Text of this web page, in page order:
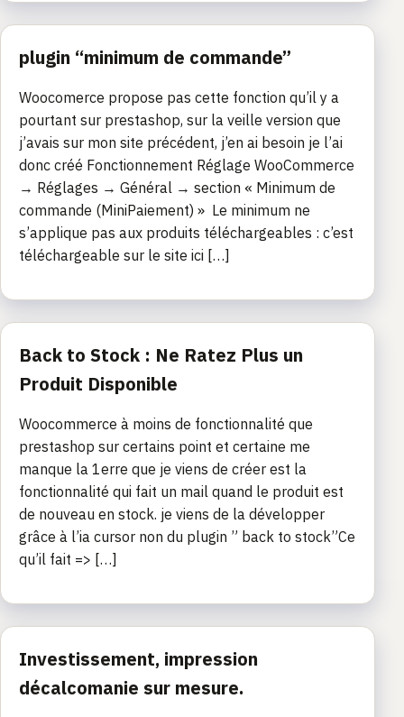
plugin “minimum de commande”
Woocomerce propose pas cette fonction qu’il y a
pourtant sur prestashop, sur la veille version que
j’avais sur mon site précédent, j’en ai besoin je l’ai
donc créé Fonctionnement Réglage WooCommerce
→ Réglages → Général → section « Minimum de
commande (MiniPaiement) » Le minimum ne
s’applique pas aux produits téléchargeables : c’est
téléchargeable sur le site ici […]
Back to Stock : Ne Ratez Plus un
Produit Disponible
Woocommerce à moins de fonctionnalité que
prestashop sur certains point et certaine me
manque la 1erre que je viens de créer est la
fonctionnalité qui fait un mail quand le produit est
de nouveau en stock. je viens de la développer
grâce à l’ia cursor non du plugin ” back to stock”Ce
qu’il fait => […]
Investissement, impression
décalcomanie sur mesure.